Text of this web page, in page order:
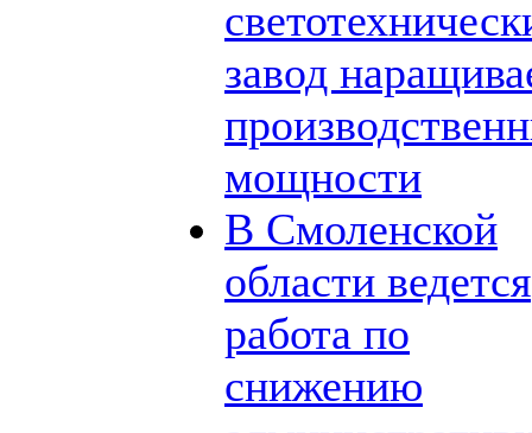
завод
мощности
В Смоленской
области ведется
работа по
снижению